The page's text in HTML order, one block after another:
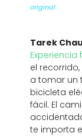
original
Tarek
Experiencia
el
a tomar un
bicicleta
fácil. El
te importa